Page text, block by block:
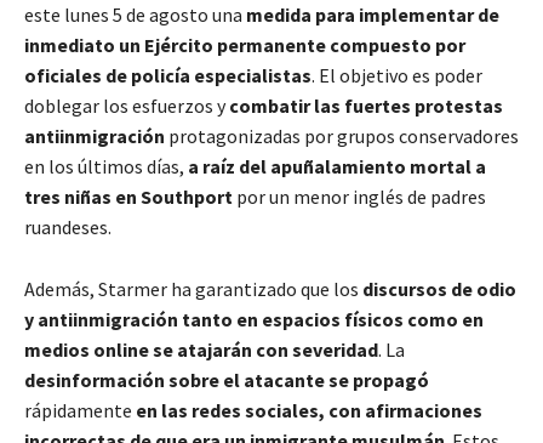
este lunes 5 de agosto una medida para implementar de
inmediato un Ejército permanente compuesto por
oficiales de policía especialistas. El objetivo es poder
doblegar los esfuerzos ycombatir las fuertes protestas
antiinmigración protagonizadas por grupos conservadores
en los últimos días, a raíz del apuñalamiento mortal a
tres niñas en Southport por un menor inglés de padres
ruandeses.
Además, Starmer ha garantizado que los discursos de odio
y antiinmigración tanto en espacios físicos como en
medios online se atajarán con severidad. La
desinformación sobre el atacante se propagó
rápidamente en las redes sociales, con afirmaciones